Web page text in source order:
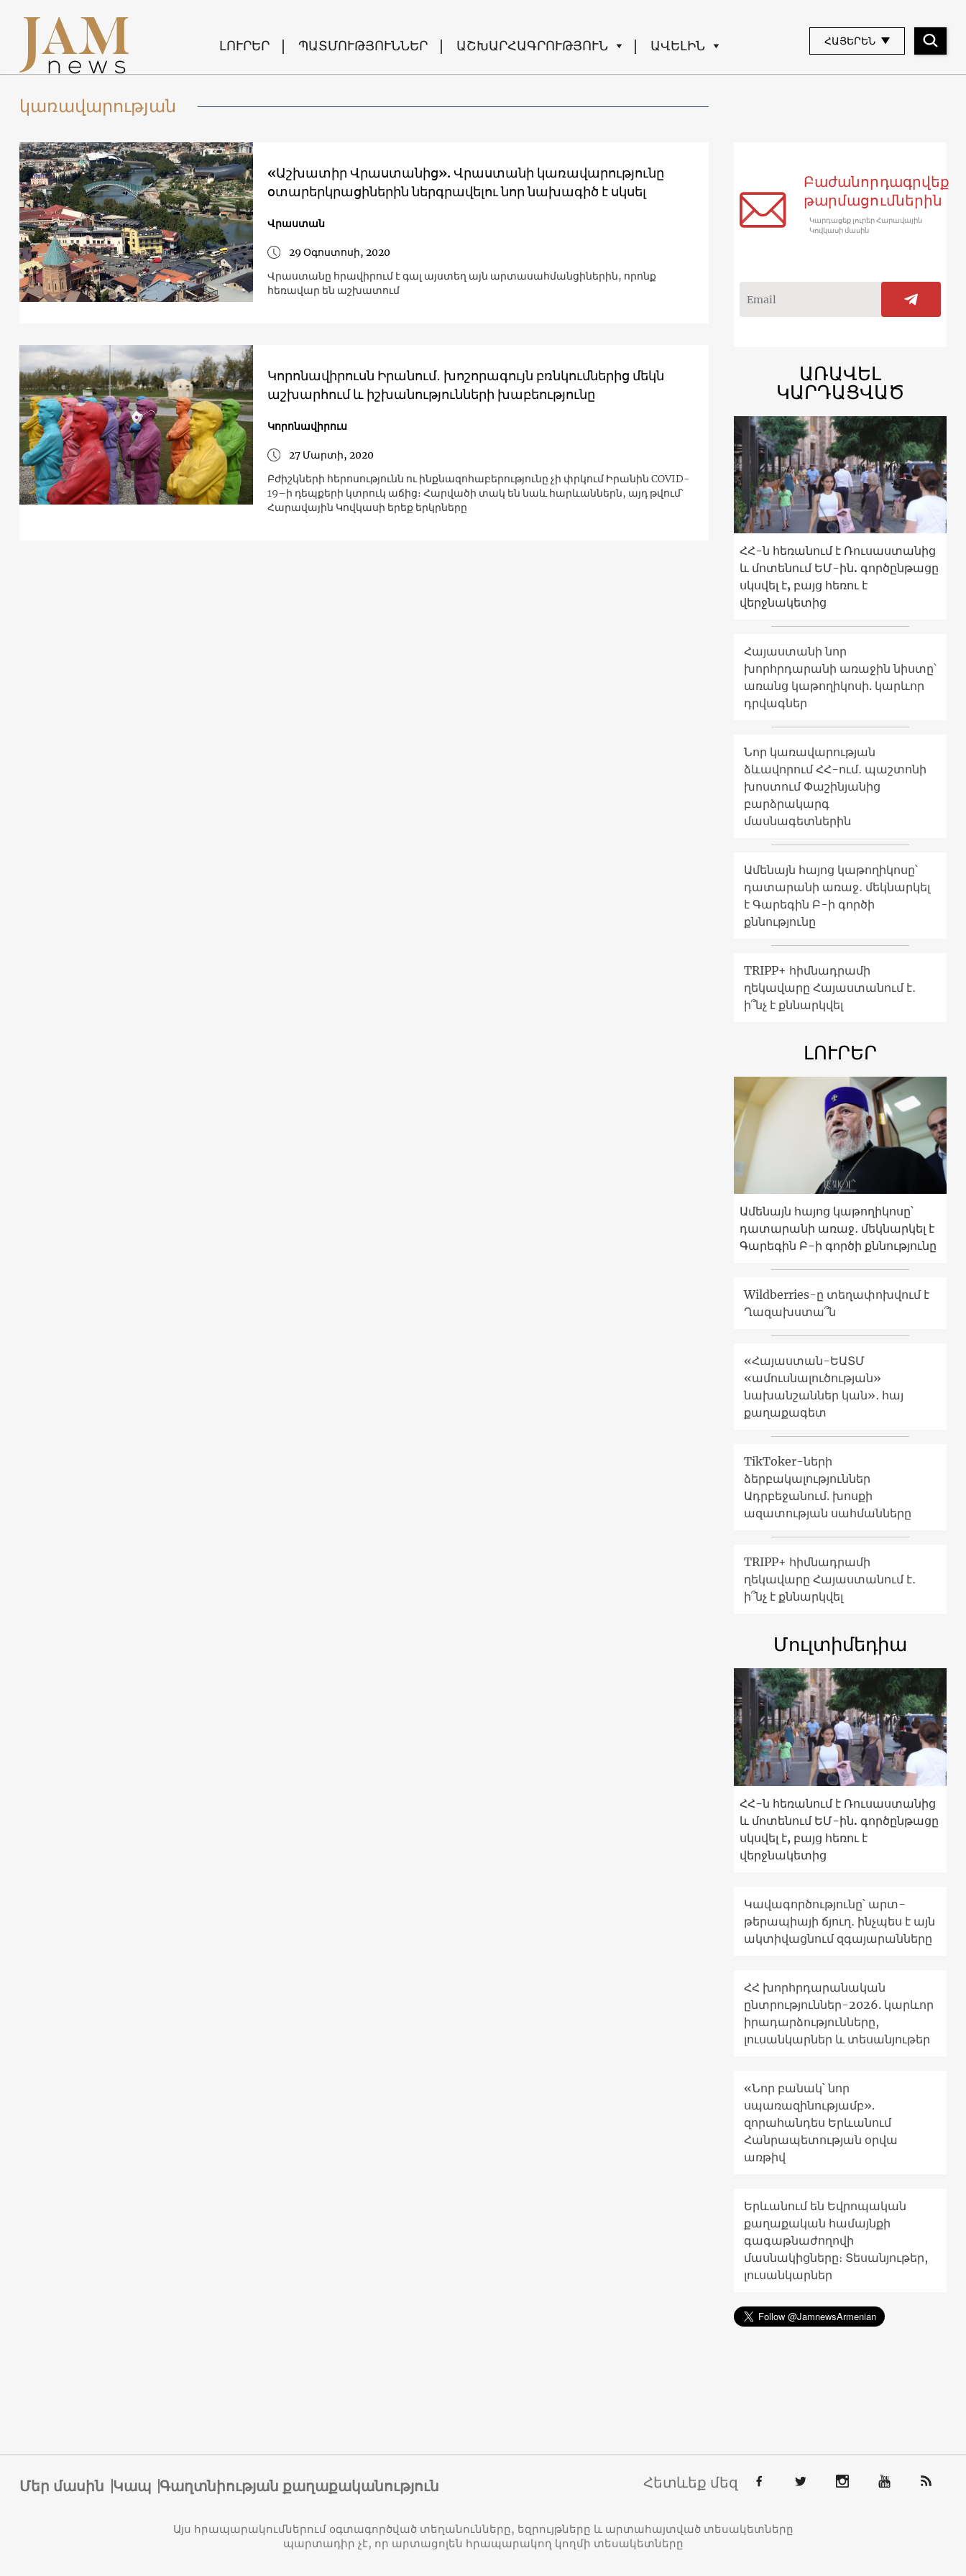
ԼՈՒՐԵՐ ՊԱՏՄՈՒԹՅՈՒՆՆԵՐ ԱՇԽԱՐՀԱԳՐՈՒԹՅՈՒՆ ԱՎԵԼԻՆ ՀԱՅԵՐԵՆ
կառավարության
«Աշխատիր Վրաստանից». Վրաստանի կառավարությունը
օտարերկրացիներին ներգրավելու նոր նախագիծ է սկսել
Վրաստան
29 Օգոստոսի, 2020
Վրաստանը հրավիրում է գալ այստեղ այն արտասահմանցիներին, որոնք
հեռավար են աշխատում
Կորոնավիրուսն Իրանում․ խոշորագույն բռնկումներից մեկն
աշխարհում և իշխանությունների խաբեությունը
Կորոնավիրուս
27 Մարտի, 2020
Բժիշկների հերոսությունն ու ինքնազոհաբերությունը չի փրկում Իրանին COVID-
19–ի դեպքերի կտրուկ աճից։ Հարվածի տակ են նաև հարևաններն, այդ թվում՝
Հարավային Կովկասի երեք երկրները
Բաժանորդագրվեք
թարմացումներին
Կարդացեք լուրեր Հարավային
Կովկասի մասին
ԱՌԱՎԵԼ
ԿԱՐԴԱՑՎԱԾ
ՀՀ-ն հեռանում է Ռուսաստանից
և մոտենում ԵՄ-ին. գործընթացը
սկսվել է, բայց հեռու է
վերջնակետից
Հայաստանի նոր
խորհրդարանի առաջին նիստը՝
առանց կաթողիկոսի. կարևոր
դրվագներ
Նոր կառավարության
ձևավորում ՀՀ-ում․ պաշտոնի
խոստում Փաշինյանից
բարձրակարգ
մասնագետներին
Ամենայն հայոց կաթողիկոսը՝
դատարանի առաջ․ մեկնարկել
է Գարեգին Բ-ի գործի
քննությունը
TRIPP+ հիմնադրամի
ղեկավարը Հայաստանում է․
ի՞նչ է քննարկվել
ԼՈՒՐԵՐ
Ամենայն հայոց կաթողիկոսը՝
դատարանի առաջ․ մեկնարկել է
Գարեգին Բ-ի գործի քննությունը
Wildberries-ը տեղափոխվում է
Ղազախստա՞ն
«Հայաստան-ԵԱՏՄ
«ամուսնալուծության»
նախանշաններ կան»․ հայ
քաղաքագետ
TikToker-ների
ձերբակալություններ
Ադրբեջանում. խոսքի
ազատության սահմանները
TRIPP+ հիմնադրամի
ղեկավարը Հայաստանում է․
ի՞նչ է քննարկվել
Մուլտիմեդիա
ՀՀ-ն հեռանում է Ռուսաստանից
և մոտենում ԵՄ-ին. գործընթացը
սկսվել է, բայց հեռու է
վերջնակետից
Կավագործությունը՝ արտ-
թերապիայի ճյուղ․ ինչպես է այն
ակտիվացնում զգայարանները
ՀՀ խորհրդարանական
ընտրություններ-2026. կարևոր
իրադարձությունները,
լուսանկարներ և տեսանյութեր
«Նոր բանակ՝ նոր
սպառազինությամբ».
զորահանդես Երևանում
Հանրապետության օրվա
առթիվ
Երևանում են Եվրոպական
քաղաքական համայնքի
գագաթնաժողովի
մասնակիցները։ Տեսանյութեր,
լուսանկարներ
Մեր մասին Կապ Գաղտնիության քաղաքականություն Հետևեք մեզ
Այս հրապարակումներում օգտագործված տեղանունները, եզրույթները և արտահայտված տեսակետները
պարտադիր չէ, որ արտացոլեն հրապարակող կողմի տեսակետները